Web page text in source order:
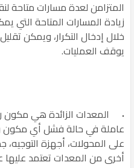
المتزامن لعدة مسارات متاحة
زيادة المسارات المتاحة التي
خلال إدخال التكرار، ويمكن
يوقف العمليات.
المعدات الزائدة هي مكون
عاملة في حالة فشل أي مكون
على المحولات، أجهزة
أخرى من المعدات تعتمد عليها